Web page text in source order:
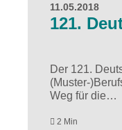
11.05.2018
121.
Der 121.
(Muster-
Weg für die…
2 Min